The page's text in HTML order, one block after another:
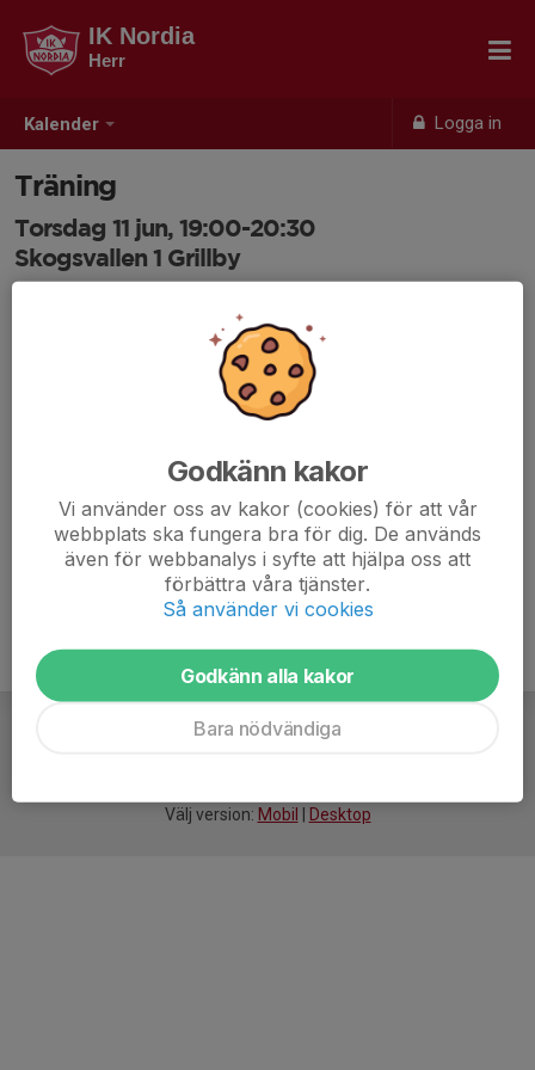
Kalender Logga in
IK Nordia
Herr
Träning
Torsdag 11 jun, 19:00-20:30
Skogsvallen 1 Grillby
Välj version: Mobil Desktop
Godkänn kakor
Vi använder oss av kakor (cookies) för att vår
webbplats ska fungera bra för dig. De används
även för webbanalys i syfte att hjälpa oss att
förbättra våra tjänster.
Så använder vi cookies
Godkänn alla kakor
Bara nödvändiga